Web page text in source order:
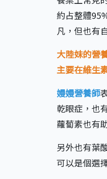
約占整體
凡，但也有
大陸妹的營
主要在維生
嫚嫚營養師
乾眼症，也
蘿蔔素也有
另外也有葉
可以是個選